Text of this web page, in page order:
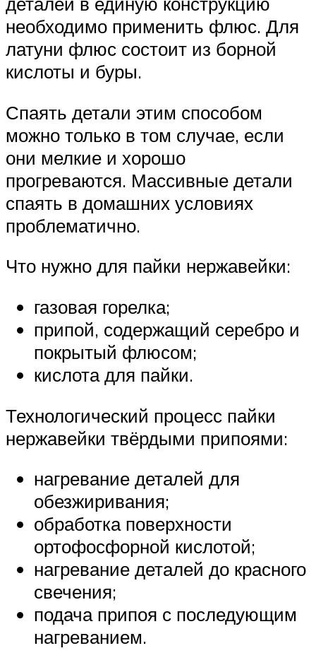
необходимо применить флюс. Для
латуни флюс состоит из борной
кислоты и буры.
Спаять детали этим способом
можно только в том случае, если
они мелкие и хорошо
прогреваются. Массивные детали
спаять в домашних условиях
проблематично.
Что нужно для пайки нержавейки:
газовая горелка;
припой, содержащий серебро и
покрытый флюсом;
кислота для пайки.
Технологический процесс пайки
нержавейки твёрдыми припоями:
нагревание деталей для
обезжиривания;
обработка поверхности
ортофосфорной кислотой;
нагревание деталей до красного
свечения;
подача припоя с последующим
нагреванием.